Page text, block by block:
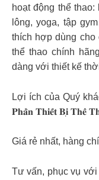
hoạt động thể
lông, yoga, tập
thích hợp dùng cho
thể thao chính
dàng với thiết kế
Lợi ích của Quý
𝐏𝐡𝐚̂̀𝐧 𝐓𝐡𝐢𝐞̂́𝐭 𝐁𝐢̣ 𝐓𝐡𝐞̂̉
Giá rẻ nhất, hàng
Tư vấn, phục vụ